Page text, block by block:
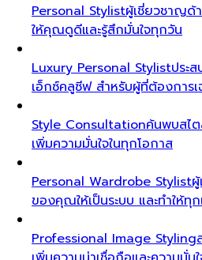
Personal Stylistผู้เชี่ยวชาญ
ให้คุณดูดีและรู้สึกมั่นใจทุกวัน
Luxury Personal Stylistประ
เอ็กซ์คลูซีฟ สำหรับผู้ที่ต้องการ
Style Consultationค้นพบสไ
เพิ่มความมั่นใจในทุกโอกาส
Personal Wardrobe Stylist
ของคุณให้เป็นระบบ และทำให้ทุก
Professional Image Styling